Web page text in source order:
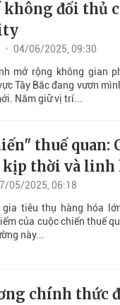
không đối thủ
04/06/2025, 09:30
mở rộng không gian
Tây Bắc đang vươn
Nắm giữ vị trí...
thuế quan:
kịp thời và linh
05/2025, 06:18
gia tiêu thụ hàng hóa
của cuộc chiến thuế
này...
chính thức